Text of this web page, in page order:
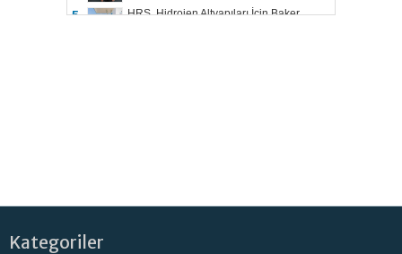
5.
HRS, Hidrojen Altyapıları İçin Baker
Kategoriler